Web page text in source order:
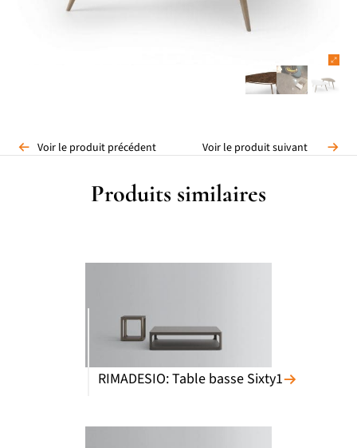
Voir le produit précédent Voir le produit suivant
Produits similaires
RIMADESIO: Table basse Sixty1